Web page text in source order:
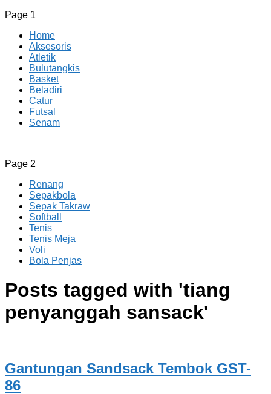
Page 1
Home
Aksesoris
Atletik
Bulutangkis
Basket
Beladiri
Catur
Futsal
Senam
CV JAYA BERSAMA Co Id
Menyediakan Semua Perlengkapan Olahraga Yang
Page 2
Renang
Sepakbola
Sepak Takraw
Softball
Tenis
Tenis Meja
Voli
Bola Penjas
Posts tagged with 'tiang
penyanggah sansack'
Gantungan Sandsack Tembok GST-
86